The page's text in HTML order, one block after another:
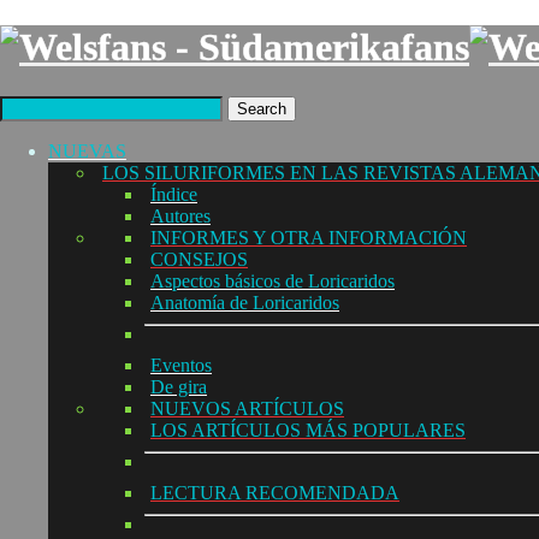
Search
NUEVAS
LOS SILURIFORMES EN LAS REVISTAS
Índice
Autores
INFORMES Y OTRA INFORMACIÓN
CONSEJOS
Aspectos básicos de Loricaridos
Anatomía de Loricaridos
Eventos
De gira
NUEVOS ARTÍCULOS
LOS ARTÍCULOS MÁS POPULARES
LECTURA RECOMENDADA